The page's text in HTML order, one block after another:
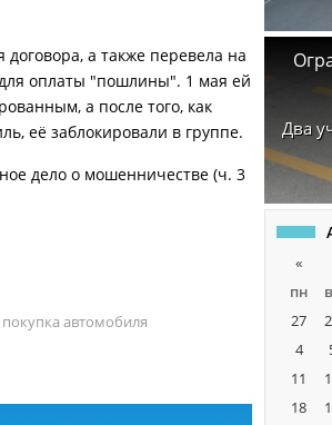
а также перевела на
оплаты "пошлины". 1 мая ей
а после того, как
её заблокировали в группе.
дело о мошенничестве (ч. 3
покупка автомобиля
Два
«
пн
27
4
11
18